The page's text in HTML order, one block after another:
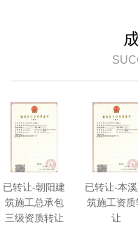
已转让-朝阳建
筑施工总承包
三级资质转让
已转让-本
筑施工资质
让